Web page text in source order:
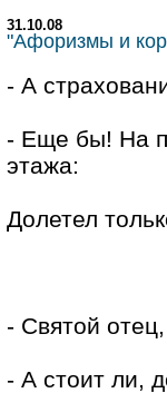
31.10.08
"Афоризмы и
- А
- Еще бы! На
этажа:
Долетел
- Святой
- А стоит ли,